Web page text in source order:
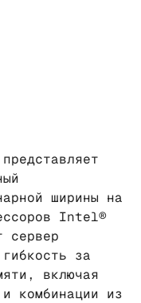
ширины на
Intel®
сервер
за
включая
комбинации из